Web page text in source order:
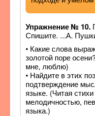
Упражнение № 10.
Спишите. ...А.
• Какие слова
золотой поре
мне, люблю)
• Найдите в этих
подтверждение
языке. (Читая
мелодичностью,
языка.)